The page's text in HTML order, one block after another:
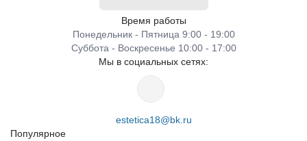
Время работы
Понедельник - Пятница 9:00 - 19:00
Суббота - Воскресенье 10:00 - 17:00
Мы в социальных сетях:
estetica18@bk.ru
Популярное